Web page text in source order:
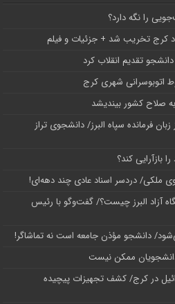
را نگه دارد؟
کرج تخریب شد + جزئیات و فیلم
صلاح کشور بیندیشد
فرمانده سپاه البرز/ دانشجوی تراز
بازآرایی کند؟
ملکی/ دردسر اسناد عادی چند‌ دهه‌ای!
آزاد البرز چیست؟/ گفت‌وگو با رئیس
دانشجو مؤذن جامعه است نه تماشاگر!
ممکن نیست
در کرج/‌ کشف تجهیزات پیچیده